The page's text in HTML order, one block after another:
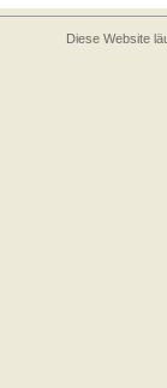
Diese Website